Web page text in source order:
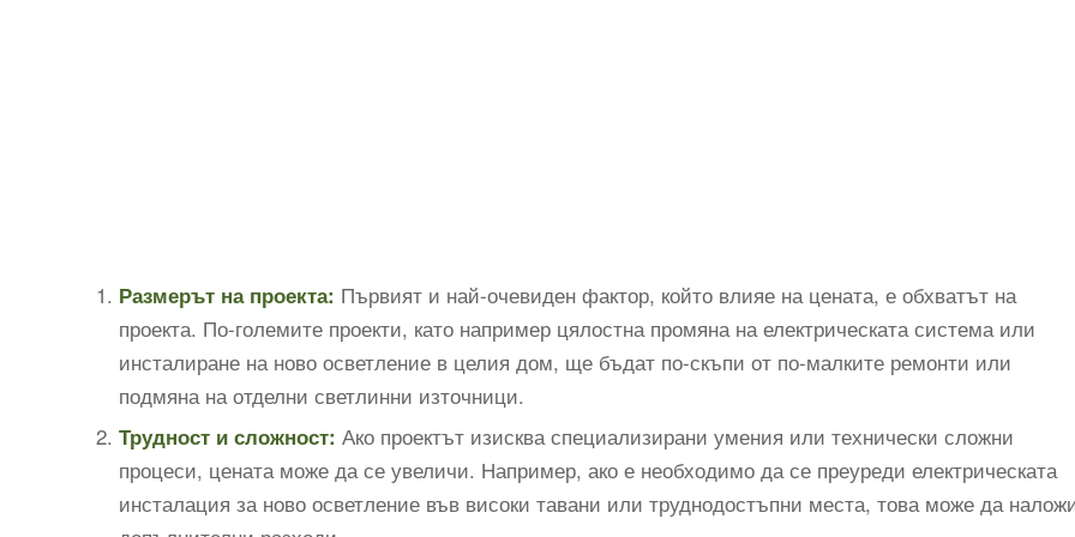
Размерът на проекта: Първият и най-очевиден фактор, който влияе на цената, е обхватът на
проекта. По-големите проекти, като например цялостна промяна на електрическата система или
инсталиране на ново осветление в целия дом, ще бъдат по-скъпи от по-малките ремонти или
подмяна на отделни светлинни източници.
Трудност и сложност: Ако проектът изисква специализирани умения или технически сложни
процеси, цената може да се увеличи. Например, ако е необходимо да се преуреди електрическата
инсталация за ново осветление във високи тавани или труднодостъпни места, това може да